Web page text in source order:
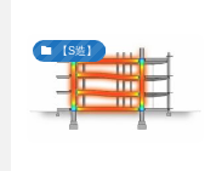
【S造】